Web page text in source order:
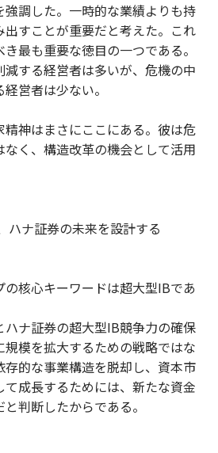
調した。一時的な業績よりも持
すことが重要だと考えた。これ
最も重要な徳目の一つである。
する経営者は多いが、危機の中
営者は少ない。
神はまさにここにある。彼は危
く、構造改革の機会として活用
ハナ証券の未来を設計する
核心キーワードは超大型IBであ
ナ証券の超大型IB競争力の確保
模を拡大するための戦略ではな
存的な事業構造を脱却し、資本市
成長するためには、新たな資金
判断したからである。